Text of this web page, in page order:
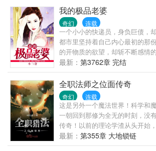
我的极品老婆
奇幻 连载
一个小小的快递员，身负巨债，
都市里坚持着自己内心最初的那
的开物质的欲望，却斩不断感情
红颜的情愫中苦苦挣扎……
最新： 第3762章 完结
全职法师之位面传奇
奇幻 连载
这是另外一个魔法世界！科学和
一朝回到那修为全无的时刻，没
传奇！以前的理论学渣从头开始
雄才！
最新： 第355章 大地锁链